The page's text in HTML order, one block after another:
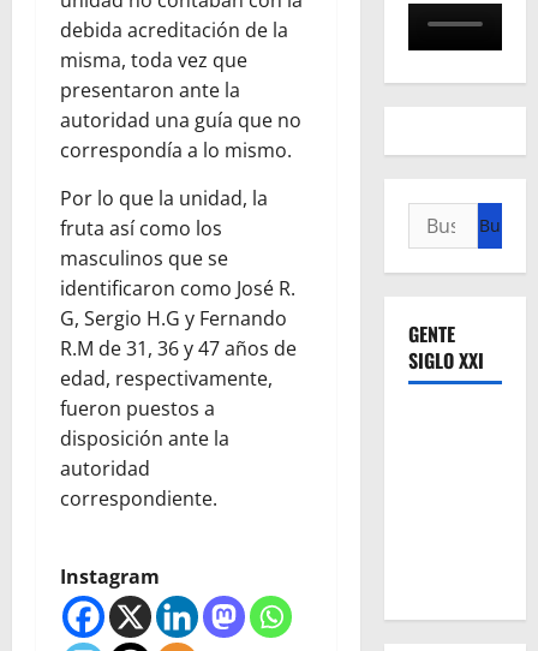
debida acreditación de la
misma, toda vez que
presentaron ante la
autoridad una guía que no
correspondía a lo mismo.
Por lo que la unidad, la
fruta así como los
masculinos que se
identificaron como José R.
G, Sergio H.G y Fernando
R.M de 31, 36 y 47 años de
edad, respectivamente,
fueron puestos a
disposición ante la
autoridad
correspondiente.
Instagram
Buscar:
GENTE
SIGLO XXI